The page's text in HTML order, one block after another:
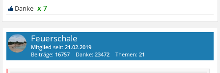
x 7
Feuerschale
Mitglied seit:21.02.2019
Beiträge: 16757 Danke:23472 Themen:21